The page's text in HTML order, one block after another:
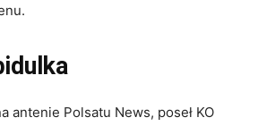
antenie Polsatu News, poseł KO